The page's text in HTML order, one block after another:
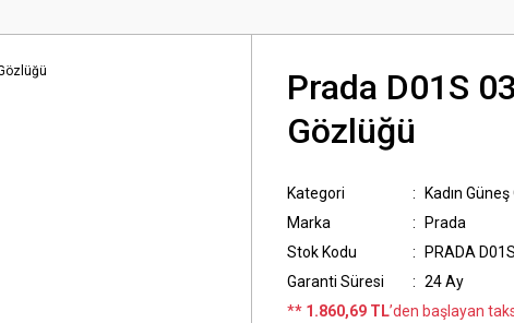
Prada D01S
Gözlüğü
Kategori
Kadın
Marka
Prada
Stok Kodu
PRADA
Garanti Süresi
24 Ay
** 1.860,69 TL’den başlayan